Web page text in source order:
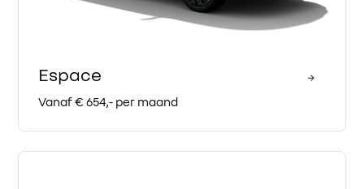
Espace
Vanaf € 654,- per maand